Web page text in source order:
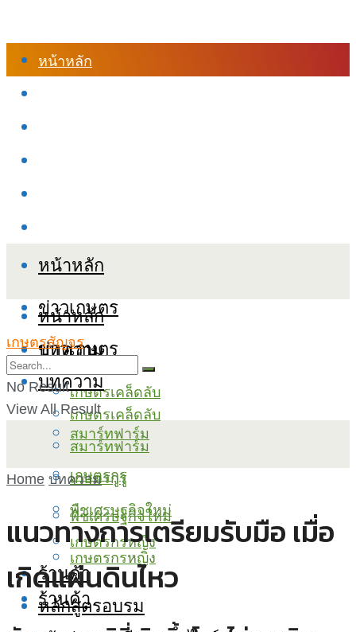
หน้าหลัก
หน้าหลัก
ข่าวเกษตร
บทความ
เกษตรเคล็ดลับ
สมาร์ทฟาร์ม
เกษตรกูรู
พืชเศรษฐกิจใหม่
เกษตรกรหญิง
ร้านค้า
หน้าหลัก
ข่าวเกษตร
บทความ
เกษตรเคล็ดลับ
สมาร์ทฟาร์ม
เกษตรกูรู
พืชเศรษฐกิจใหม่
เกษตรกรหญิง
ร้านค้า
หลักสูตรอบรม
เกษตรสัญจร
No Result
View All Result
Home บทความ
แนวทางการเตรียมรับมือ เมื่อ
เกิดแผ่นดินไหว